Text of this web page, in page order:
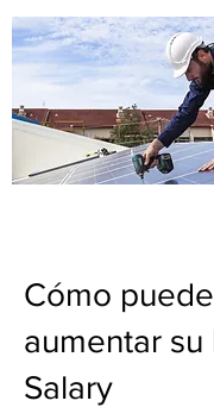
Cómo puede
aumentar su
Salary